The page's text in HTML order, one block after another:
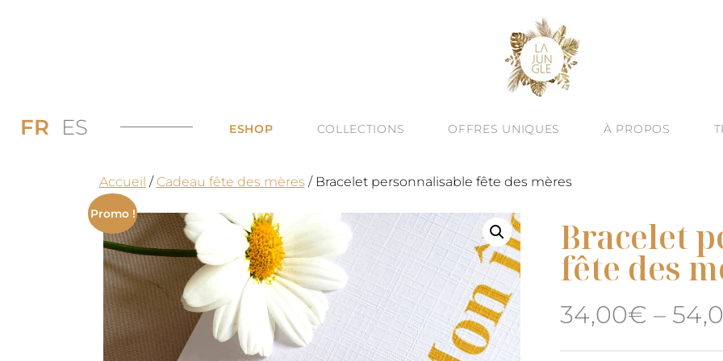
FR ES ESHOP
LES COLLIERS
LES BOUCLES D’OREILLES
LES BRACELETS & JONCS
TOUTES LES CATÉGORIES
COLLECTIONS
BIJOUX TALISMANS
TOUTES LES COLLECTIONS
OFFRES UNIQUES À PROPOS
ENGAGEMENTS
LE BLOG
Accueil / Cadeau fête des mères / Bracelet personnalisable fête des mères
Promo !
Bracelet
fête des
34,00€ –